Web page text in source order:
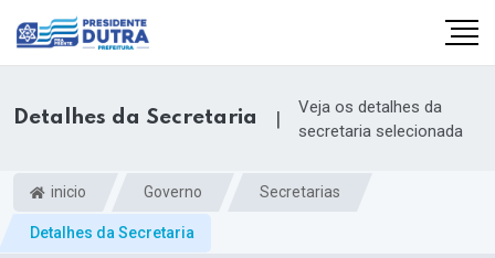
Detalhes da Secretaria |
Veja os detalhes da
secretaria selecionada
inicio Governo Secretarias
Detalhes da Secretaria